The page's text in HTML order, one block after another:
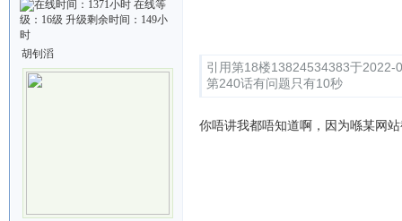
胡钊滔
引用第18楼13824534383于
第240话有问题只有10秒
你唔讲我都唔知道啊，因为喺某网